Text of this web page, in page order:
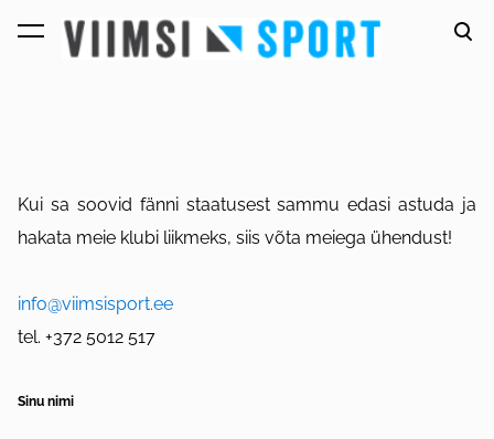
lisati ostukorvi. Vaata ostukorvi
Kui sa soovid fänni staatusest sammu edasi astuda ja
hakata meie klubi liikmeks, siis võta meiega ühendust!
info@viimsisport.ee
tel. +372 5012 517
Sinu nimi